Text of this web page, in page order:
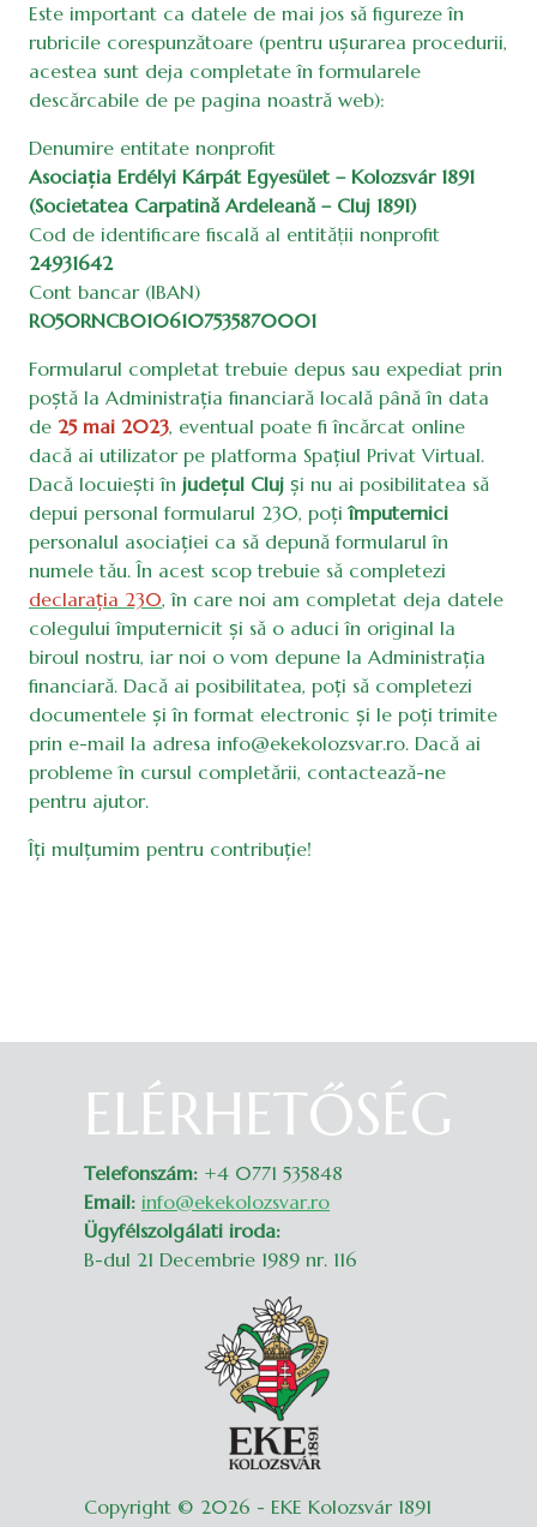
Este important ca datele de mai jos să figureze în
rubricile corespunzătoare (pentru ușurarea procedurii,
acestea sunt deja completate în formularele
descărcabile de pe pagina noastră web):
Denumire entitate nonprofit
Asociația Erdélyi Kárpát Egyesület – Kolozsvár 1891
(Societatea Carpatină Ardeleană – Cluj 1891)
Cod de identificare fiscală al entităţii nonprofit
24931642
Cont bancar (IBAN)
RO50RNCB0106107535870001
Formularul completat trebuie depus sau expediat prin
poștă la Administrația financiară locală până în data
de 25 mai 2023, eventual poate fi încărcat online
dacă ai utilizator pe platforma Spațiul Privat Virtual.
Dacă locuiești în județul Cluj și nu ai posibilitatea să
depui personal formularul 230, poțiîmputernici
personalul asociației ca să depună formularul în
numele tău. În acest scop trebuie să completezi
declarația 230, în care noi am completat deja datele
colegului împuternicit și să o aduci în original la
biroul nostru, iar noi o vom depune la Administrația
financiară. Dacă ai posibilitatea, poți să completezi
documentele și în format electronic și le poți trimite
prin e-mail la adresa info@ekekolozsvar.ro. Dacă ai
probleme în cursul completării, contactează-ne
pentru ajutor.
Îți mulțumim pentru contribuție!
ELÉRHETŐSÉG
Telefonszám: +4 0771 535848
Email: info@ekekolozsvar.ro
Ügyfélszolgálati iroda:
B-dul 21 Decembrie 1989 nr. 116
Copyright © 2026 - EKE Kolozsvár 1891